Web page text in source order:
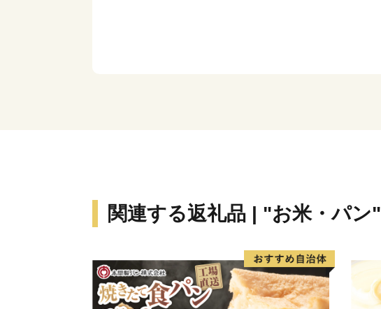
関連する返礼品 | "お米・パン"